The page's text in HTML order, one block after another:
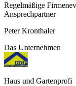
Regelmäßige
Ansprechpartner
Peter Kronthaler
Das Unternehmen
Haus und Gartenprofi